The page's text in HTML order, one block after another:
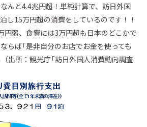
んと4.4兆円超！単純計算で、訪日外国
し15万円超の消費をしているのです！！
円弱、食費には3万円超も日本のどこかで
らば「是非自分のお店でお金を使っても
（出所：観光庁「訪日外国人消費動向調査